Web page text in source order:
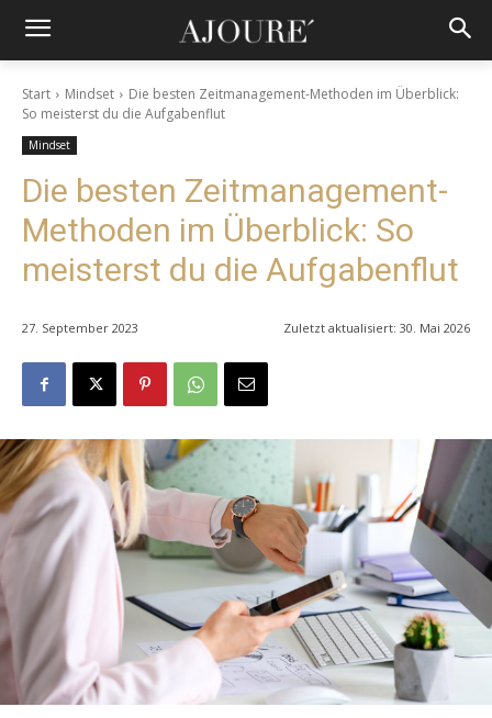
Start Mindset
Die besten Zeitmanagement-Methoden im Überblick:
So meisterst du die Aufgabenflut
Mindset
Die besten Zeitmanagement-
Methoden im Überblick: So
meisterst du die Aufgabenflut
27. September 2023 Zuletzt aktualisiert: 30. Mai 2026